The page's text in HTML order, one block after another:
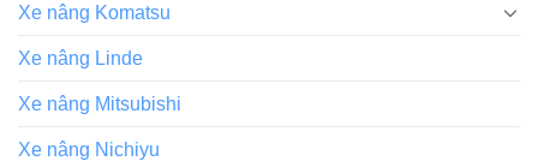
Xe nâng Komatsu
Xe nâng Linde
Xe nâng Mitsubishi
Xe nâng Nichiyu